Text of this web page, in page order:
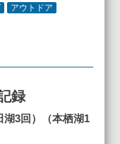
アウトドア
録
湖3回）（本栖湖1